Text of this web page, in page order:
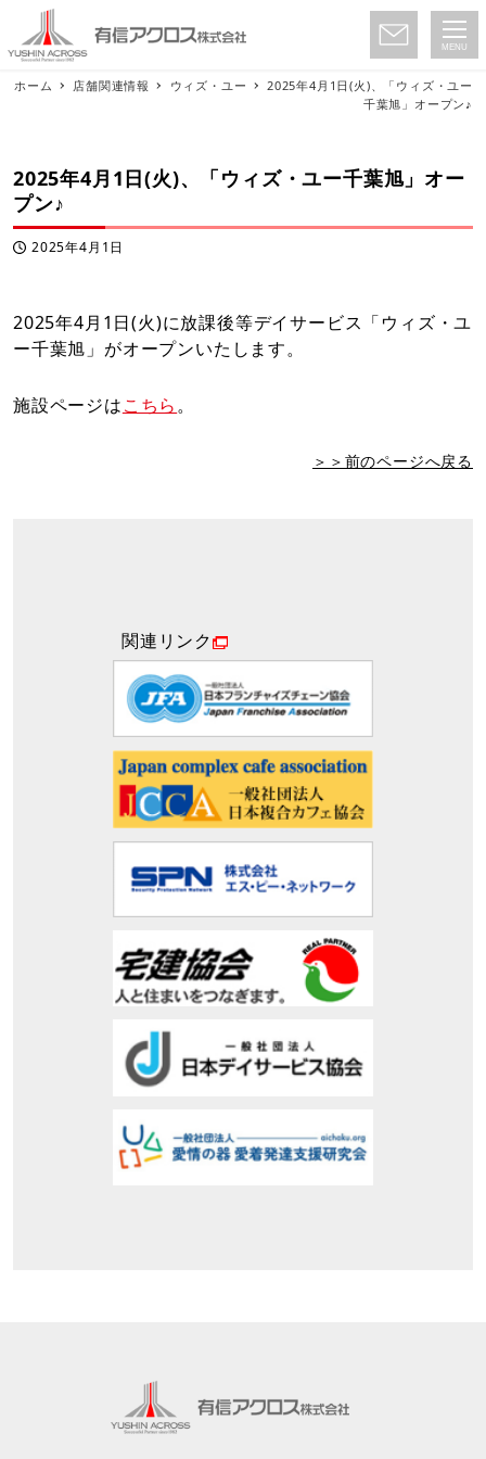
MENU
ホーム 店舗関連情報 ウィズ・ユー
2025年4月1日(火)、「ウィズ・ユー
千葉旭」オープン♪
2025年4月1日(火)、「ウィズ・ユー千葉旭」オー
プン♪
投稿日2025年4月1日
2025年4月1日(火)に放課後等デイサービス「ウィズ・ユ
ー千葉旭」がオープンいたします。
施設ページはこちら。
＞＞前のページへ戻る
関連リンク